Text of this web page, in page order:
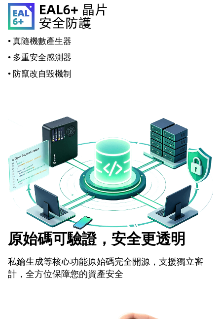
•真隨機數產生器
• 多重安全感測器
• 防竄改自毀機制
原始碼可驗證，安全更透明
私鑰生成等核心功能原始碼完全開源，支援獨立審
計，全方位保障您的資產安全